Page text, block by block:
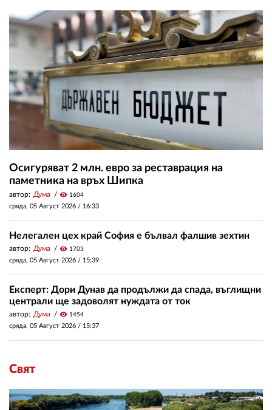
Осигуряват 2 млн. евро за реставрация на
паметника на връх Шипка
автор: Дума visibility 1604
сряда, 05 Август 2026 / 16:33
Нелегален цех край София е бълвал фалшив зехтин
автор: Дума visibility 1703
сряда, 05 Август 2026 / 15:39
Експерт: Дори Дунав да продължи да спада, въглищни
централи ще задоволят нуждата от ток
автор: Дума visibility 1454
сряда, 05 Август 2026 / 15:37
Свят